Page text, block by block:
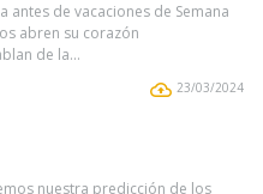
antes de vacaciones de Semana
abren su corazón
de la...
23/03/2024
nuestra predicción de los